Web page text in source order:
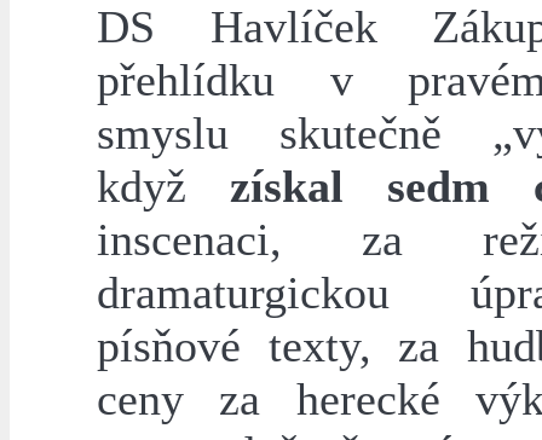
DS Havlíček
přehlídku v
smyslu skutečně
když získal sedm
inscenaci, za
dramaturgickou
písňové texty, za
ceny za herecké